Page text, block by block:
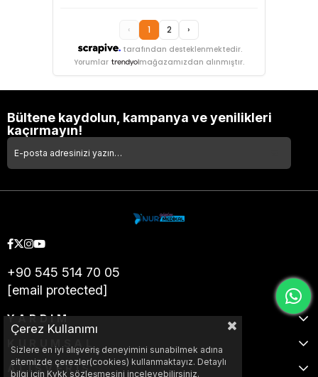
tarafından desteklenmektedir.
‹ 1 2 ›
Yorumlar mağazamızdan alınmıştır.
Bültene kaydolun, kampanya ve yenilikleri
kaçırmayın!
+90 545 514 70 05
[email protected]
YARDIM
ALIŞVERİŞ
Çerez Kullanımı
Sizlere en iyi alışveriş deneyimini sunabilmek adına
sitemizde çerezler(cookies) kullanmaktayız. Detaylı
bilgi için Kvkk sözleşmesini inceleyebilirsiniz.